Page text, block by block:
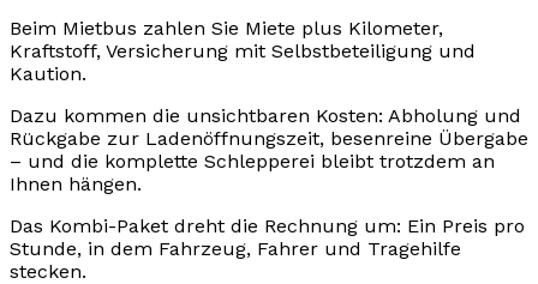
Beim Mietbus zahlen Sie Miete plus Kilometer,
Kraftstoff, Versicherung mit Selbstbeteiligung und
Kaution.
Dazu kommen die unsichtbaren Kosten: Abholung und
Rückgabe zur Ladenöffnungszeit, besenreine Übergabe
– und die komplette Schlepperei bleibt trotzdem an
Ihnen hängen.
Das Kombi-Paket dreht die Rechnung um: Ein Preis pro
Stunde, in dem Fahrzeug, Fahrer und Tragehilfe
stecken.